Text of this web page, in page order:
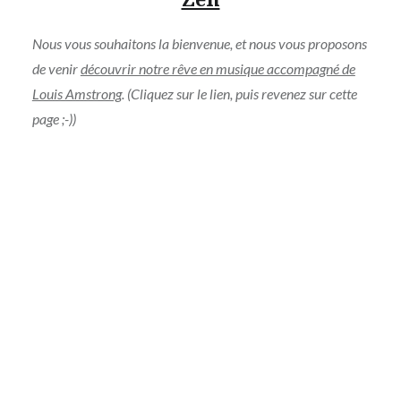
Nous vous souhaitons la bienvenue, et nous vous proposons
de venirdécouvrir notre rêve en musique accompagné de
Louis Amstrong. (Cliquez sur le lien, puis revenez sur cette
page ;-))